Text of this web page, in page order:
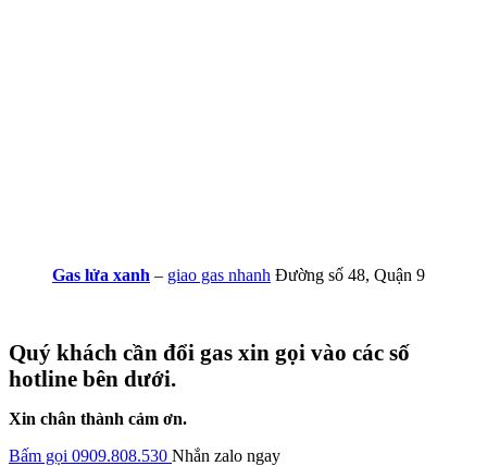
Gas lửa xanh – giao gas nhanh Đường số 48, Quận 9
Quý khách cần đổi gas xin gọi vào các số
hotline bên dưới.
Xin chân thành cảm ơn.
Bấm gọi 0909.808.530 Nhắn zalo ngay